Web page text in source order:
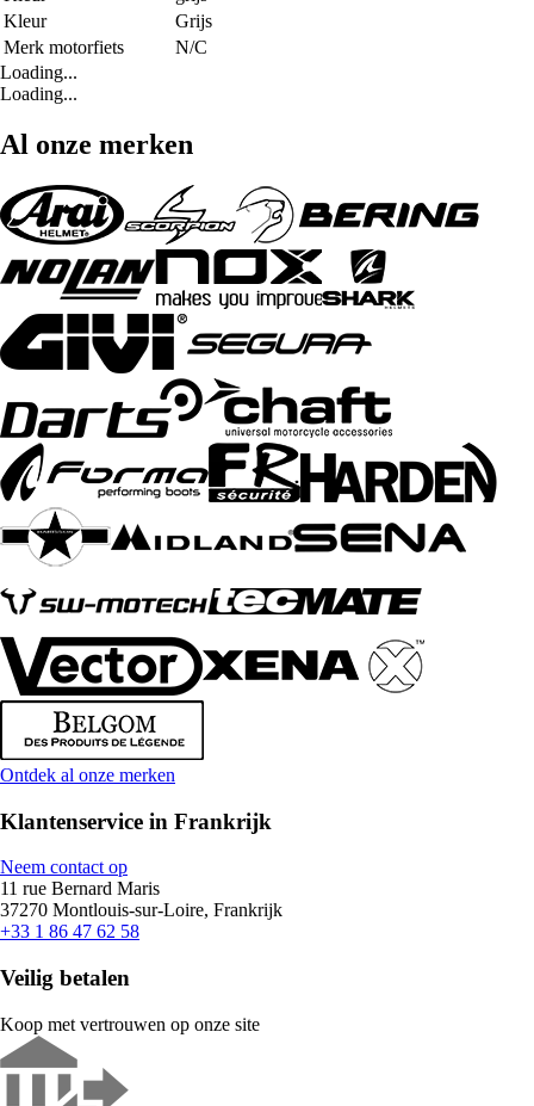
Kleur
Grijs
Merk motorfiets
N/C
Loading...
Loading...
Al onze merken
Ontdek al onze merken
Klantenservice in Frankrijk
Neem contact op
11 rue Bernard Maris
37270 Montlouis-sur-Loire, Frankrijk
+33 1 86 47 62 58
Veilig betalen
Koop met vertrouwen op onze site